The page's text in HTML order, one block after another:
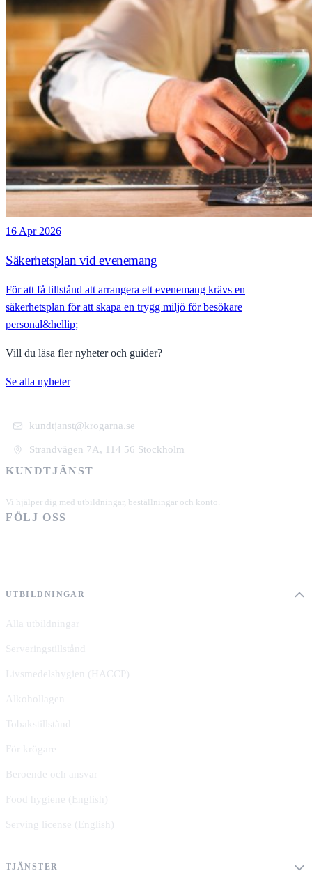
16 Apr 2026
Säkerhetsplan vid evenemang
För att få tillstånd att arrangera ett evenemang krävs en
säkerhetsplan för att skapa en trygg miljö för besökare
personal&hellip;
Vill du läsa fler nyheter och guider?
Se alla nyheter
kundtjanst@krogarna.se
Strandvägen 7A, 114 56 Stockholm
KUNDTJÄNST
Vi hjälper dig med utbildningar, beställningar och konto.
FÖLJ OSS
UTBILDNINGAR
Alla utbildningar
Serveringstillstånd
Livsmedelshygien (HACCP)
Alkohollagen
Tobakstillstånd
För krögare
Beroende och ansvar
Food hygiene (English)
Serving license (English)
TJÄNSTER